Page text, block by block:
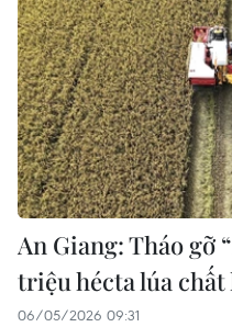
An Giang: Tháo gỡ
triệu hécta lúa chất
06/05/2026 09:31